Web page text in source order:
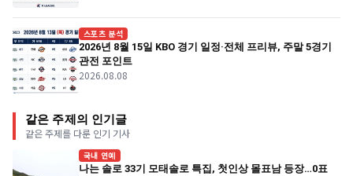
스포츠 분석
2026년 8월 15일 KBO 경기 일정·전체 프리뷰, 주말 5경기
관전 포인트
2026.08.08
같은 주제의 인기글
같은 주제를 다룬 인기 기사
국내 연예
나는 솔로 33기 모태솔로 특집, 첫인상 몰표남 등장…0표